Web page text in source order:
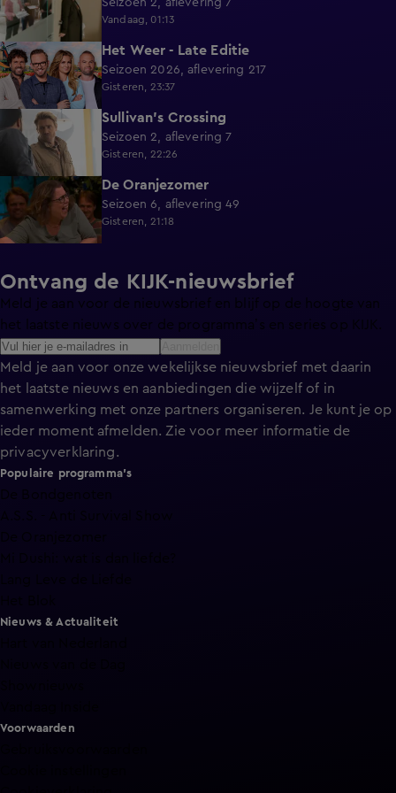
Seizoen 2, aflevering 7
Vandaag, 01:13
1:03 Het Weer - Late Editie
Seizoen 2026, aflevering 217
Gisteren, 23:37
41:43 Sullivan's Crossing
Seizoen 2, aflevering 7
Gisteren, 22:26
53:17 De Oranjezomer
Seizoen 6, aflevering 49
Gisteren, 21:18
Ontvang de KIJK-nieuwsbrief
Meld je aan voor de nieuwsbrief en blijf op de hoogte van
het laatste nieuws over de programma’s en series op KIJK.
Meld je aan voor onze wekelijkse nieuwsbrief met daarin
het laatste nieuws en aanbiedingen die wijzelf of in
samenwerking met onze partners organiseren. Je kunt je op
ieder moment afmelden. Zie voor meer informatie de
privacyverklaring.
Populaire programma's
Nieuws & Actualiteit
Voorwaarden